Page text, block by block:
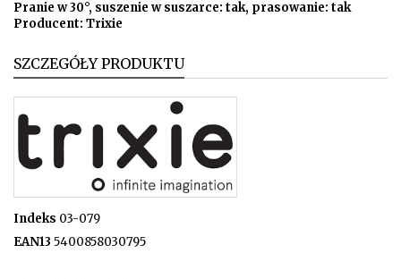
Pranie w 30°, suszenie w suszarce: tak, prasowanie: tak
Producent: Trixie
SZCZEGÓŁY PRODUKTU
Indeks 03-079
EAN13 5400858030795